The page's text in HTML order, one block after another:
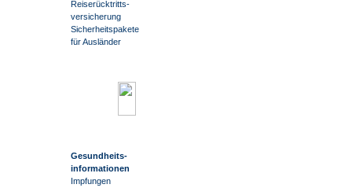
Reiserücktritts-
versicherung
Sicherheitspakete
für Ausländer
Gesundheits-
informationen
Impfungen